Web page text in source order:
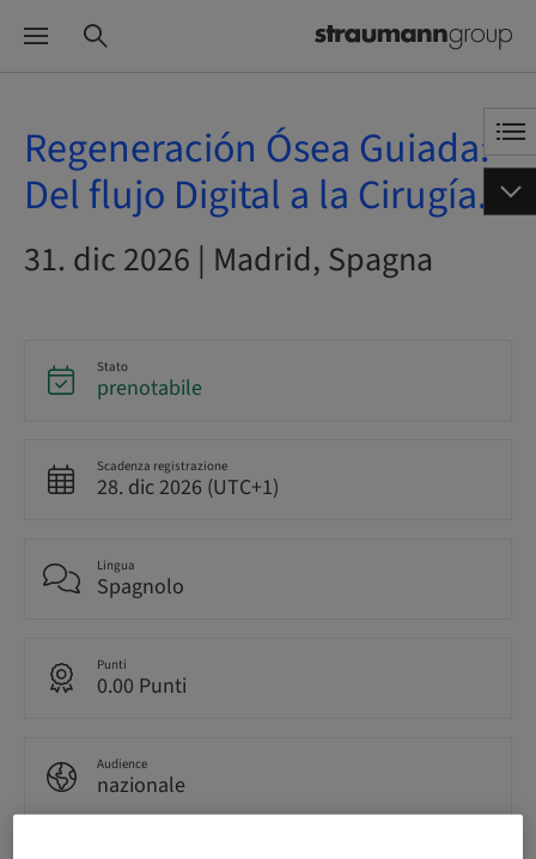
Regeneración Ósea Guiada:
Del flujo Digital a la Cirugía.
31. dic 2026 | Madrid, Spagna
Stato
prenotabile
Scadenza registrazione
28. dic 2026 (UTC+1)
Lingua
Spagnolo
Punti
0.00 Punti
Audience
nazionale